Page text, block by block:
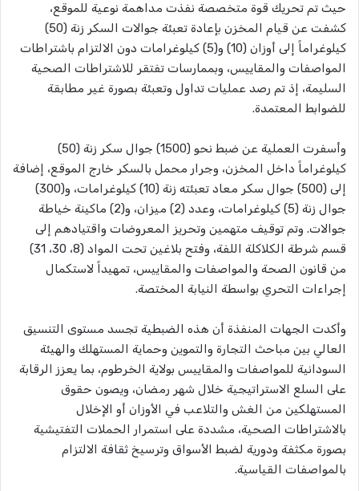
حيث تم تحريك قوة متخصصة نفذت مداهمة نوعية للموقع،
كشفت عن قيام المخزن بإعادة تعبئة جوالات السكر زنة (50)
كيلوغراماً إلى أوزان (10) و(5) كيلوغرامات دون الالتزام باشتراطات
المواصفات والمقاييس، وبممارسات تفتقر للاشتراطات الصحية
السليمة، إذ تم رصد عمليات تداول وتعبئة بصورة غير مطابقة
للضوابط المعتمدة.
وأسفرت العملية عن ضبط نحو (1500) جوال سكر زنة (50)
كيلوغراماً داخل المخزن، وجرار محمل بالسكر خارج الموقع، إضافة
إلى (500) جوال سكر معاد تعبئته زنة (10) كيلوغرامات، و(300)
جوال زنة (5) كيلوغرامات، وعدد (2) ميزان، و(2) ماكينة خياطة
جوالات. وتم توقيف متهمين وتحريز المعروضات واقتيادهم إلى
قسم شرطة الكلاكلة اللفة، وفتح بلاغين تحت المواد (8، 30، 31)
من قانون الصحة والمواصفات والمقاييس، تمهيداً لاستكمال
إجراءات التحري بواسطة النيابة المختصة.
وأكدت الجهات المنفذة أن هذه الضبطية تجسد مستوى التنسيق
العالي بين مباحث التجارة والتموين وحماية المستهلك والهيئة
السودانية للمواصفات والمقاييس بولاية الخرطوم، بما يعزز الرقابة
على السلع الاستراتيجية خلال شهر رمضان، ويصون حقوق
المستهلكين من الغش والتلاعب في الأوزان أو الإخلال
بالاشتراطات الصحية، مشددة على استمرار الحملات التفتيشية
بصورة مكثفة ودورية لضبط الأسواق وترسيخ ثقافة الالتزام
بالمواصفات القياسية.